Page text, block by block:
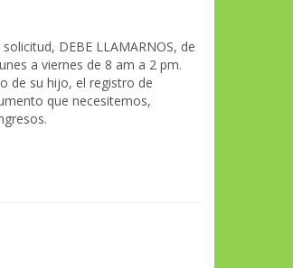
DEBE LLAMARNOS, de
a viernes de 8 am a 2 pm.
de su hijo, el registro de
que necesitemos,